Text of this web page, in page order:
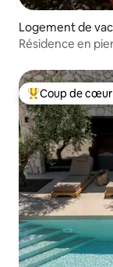
Logement de
Résidence en
Coups de cœur
Coup de